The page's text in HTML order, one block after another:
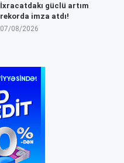
İxracatdakı güclü artım
rekorda imza atdı!
07/08/2026